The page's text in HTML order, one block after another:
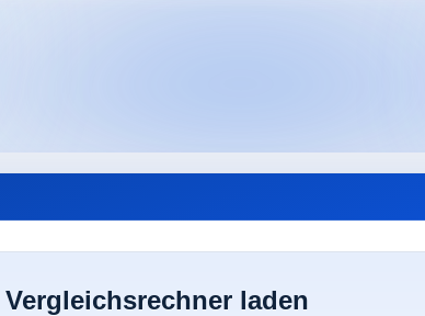
Vergleichsrechner laden